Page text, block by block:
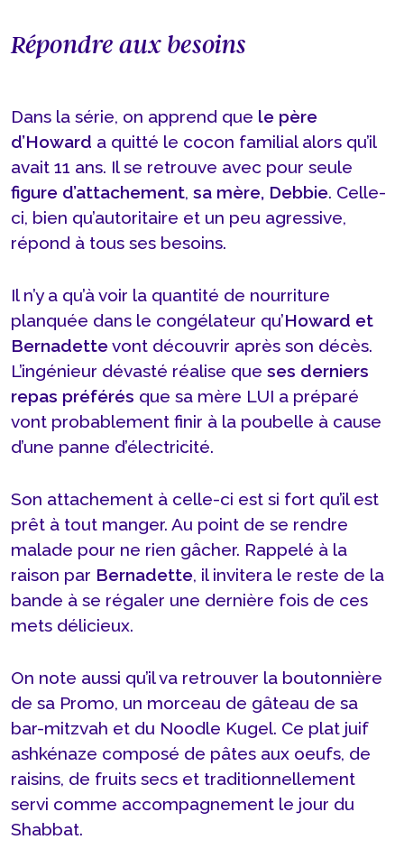
Répondre aux besoins
Dans la série, on apprend que le père
d’Howard a quitté le cocon familial alors qu’il
avait 11 ans. Il se retrouve avec pour seule
figure d’attachement, sa mère, Debbie. Celle-
ci, bien qu’autoritaire et un peu agressive,
répond à tous ses besoins.
Il n’y a qu’à voir la quantité de nourriture
planquée dans le congélateur qu’Howard et
Bernadettevont découvrir après son décès.
L’ingénieur dévasté réalise que ses derniers
repas préférés que sa mère LUI a préparé
vont probablement finir à la poubelle à cause
d’une panne d’électricité.
Son attachement à celle-ci est si fort qu’il est
prêt à tout manger. Au point de se rendre
malade pour ne rien gâcher. Rappelé à la
raison par Bernadette, il invitera le reste de la
bande à se régaler une dernière fois de ces
mets délicieux.
On note aussi qu’il va retrouver la boutonnière
de sa Promo, un morceau de gâteau de sa
bar-mitzvah et du Noodle Kugel. Ce plat juif
ashkénaze composé de pâtes aux oeufs, de
raisins, de fruits secs et traditionnellement
servi comme accompagnement le jour du
Shabbat.